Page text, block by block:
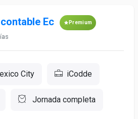
Ec Premium
City iCodde
Jornada completa